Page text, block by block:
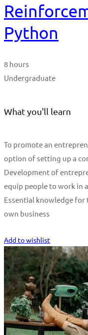
Python
8 hours
Undergraduate
What you'll learn
To promote an
option of setting up a
Development of
equip people to work in
Essential knowledge
own business
Add to wishlist